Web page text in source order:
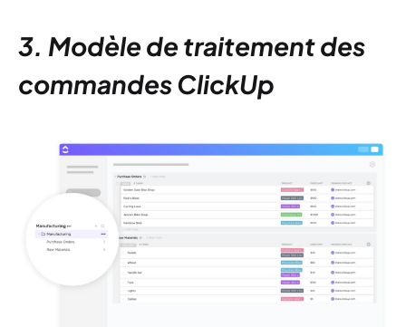
3. Modèle de traitement des
commandes ClickUp